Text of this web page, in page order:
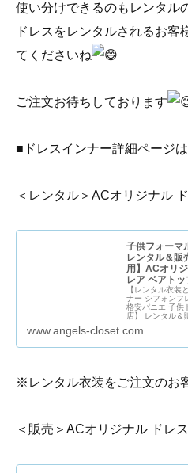
使い分けできるのもレンタ
ドレスをレンタルされるお客
てくださいね
ご注文お待ちしております
■ドレスインナー詳細ページ
＜レンタル＞ACオリジナル
子供フォーマ
レンタル＆販
用】ACオリ
レア ベアトッ
【レンタル衣装
ナー シフォンフ
格安パニエ 子供
店】 レンタル＆
www.angels-closet.com
※レンタル衣装をご注文のお
＜販売＞ACオリジナル ドレ